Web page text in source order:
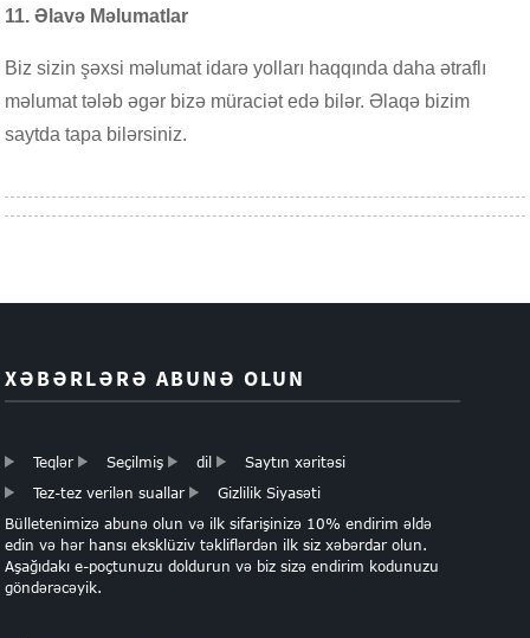
11. Əlavə Məlumatlar
Biz sizin şəxsi məlumat idarə yolları haqqında daha ətraflı
məlumat tələb əgər bizə müraciət edə bilər. Əlaqə bizim
saytda tapa bilərsiniz.
XƏBƏRLƏRƏ ABUNƏ OLUN
Teqlər Seçilmiş dil
Saytın xəritəsi
Tez-tez verilən suallar
Gizlilik Siyasəti
Bülletenimizə abunə olun və ilk sifarişinizə 10% endirim əldə
edin və hər hansı eksklüziv təkliflərdən ilk siz xəbərdar olun.
Aşağıdakı e-poçtunuzu doldurun və biz sizə endirim kodunuzu
göndərəcəyik.